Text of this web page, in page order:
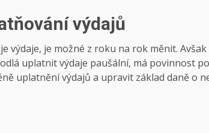
výdajů
výdaje, je možné z roku na rok měnit.
uplatnit výdaje paušální, má povinnost
uplatnění výdajů a upravit základ daně o